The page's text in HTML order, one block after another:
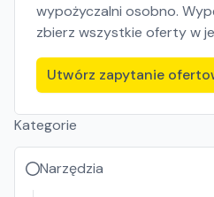
wypożyczalni osobno.
zbierz wszystkie oferty w
Utwórz zapytanie
Kategorie
Narzędzia